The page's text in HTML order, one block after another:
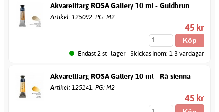
Akvarellfärg ROSA Gallery 10 ml - Guldbrun
Artikel: 125092. PG: M2
45 kr
Endast 2 st i lager - Skickas inom: 1-3 vardagar
Akvarellfärg ROSA Gallery 10 ml - Rå sienna
Artikel: 125141. PG: M2
45 kr